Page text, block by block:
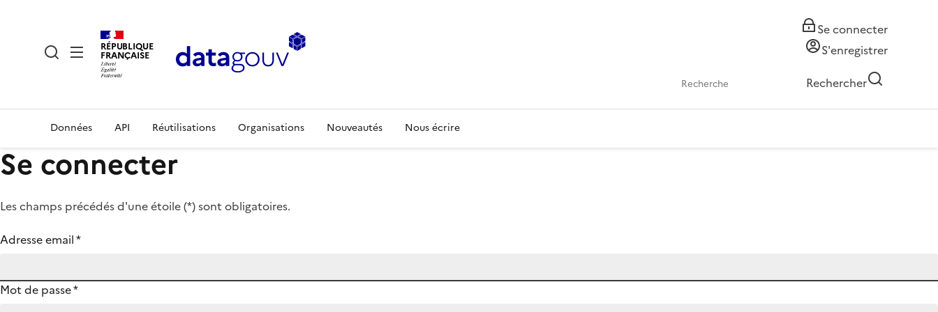
RÉPUBLIQUE
FRANÇAISE
Se connecter
S'enregistrer
Rechercher
Données API Réutilisations Organisations Nouveautés Nous écrire
Se connecter
Les champs précédés d'une étoile (*) sont obligatoires.
Adresse email*
Mot de passe*